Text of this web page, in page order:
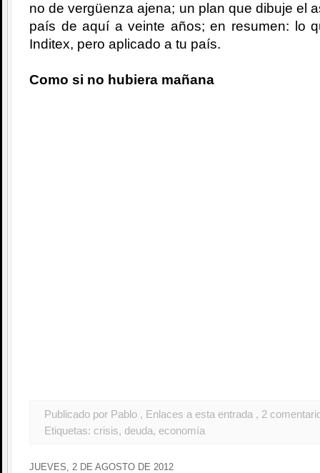
no de vergüenza ajena; un plan que dibuje el
país de aquí a veinte años; en resumen: lo
Inditex, pero aplicado a tu país.
Como si no hubiera mañana
Publicado por Pablo , Enlaces a esta entrada , 2
Etiquetas: crisis, deuda, economía
JUEVES, 2 DE AGOSTO DE 2012